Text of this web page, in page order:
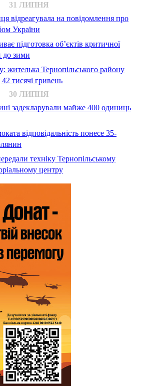
31 ЛИПНЯ
відреагувала на повідомлення про
України
підготовка об’єктів критичної
до зими
жителька Тернопільського району
тисячі гривень
30 ЛИПНЯ
задекларували майже 400 одиниць
відповідальність понесе 35-
техніку Тернопільському
центру